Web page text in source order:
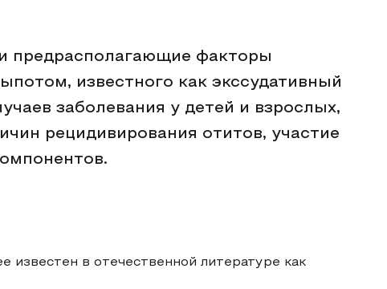
предрасполагающие факторы
известного как экссудативный
заболевания у детей и взрослых,
рецидивирования отитов, участие
в отечественной литературе как